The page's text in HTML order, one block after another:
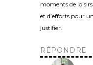
moments de
et d’efforts pour
justifier.
RÉPONDRE